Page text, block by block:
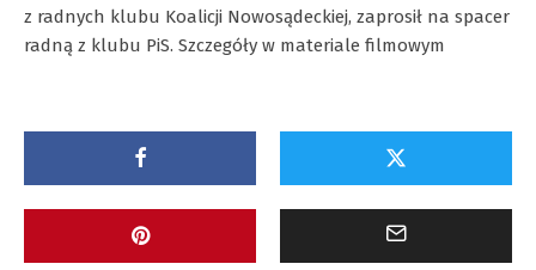
z radnych klubu Koalicji Nowosądeckiej, zaprosił na spacer
radną z klubu PiS. Szczegóły w materiale filmowym